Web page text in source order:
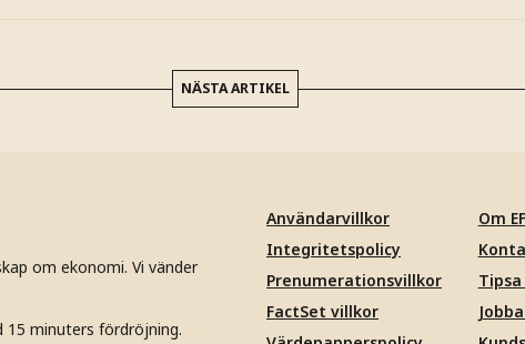
NÄSTA ARTIKEL
om ekonomi. Vi vänder
15 minuters fördröjning.
Användarvillkor
Integritetspolicy
Prenumerationsvillkor
FactSet villkor
Om
Tipsa